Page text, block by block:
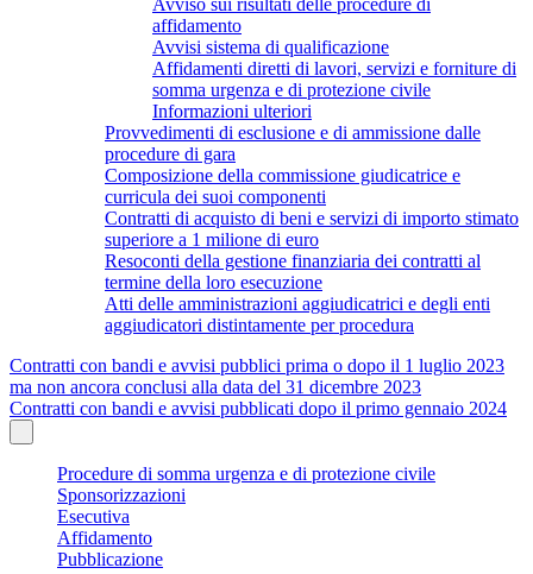
affidamento
Avvisi sistema di qualificazione
Affidamenti diretti di lavori, servizi e forniture di
somma urgenza e di protezione civile
Informazioni ulteriori
Provvedimenti di esclusione e di ammissione dalle
procedure di gara
Composizione della commissione giudicatrice e
curricula dei suoi componenti
Contratti di acquisto di beni e servizi di importo stimato
superiore a 1 milione di euro
Resoconti della gestione finanziaria dei contratti al
termine della loro esecuzione
Atti delle amministrazioni aggiudicatrici e degli enti
aggiudicatori distintamente per procedura
Contratti con bandi e avvisi pubblici prima o dopo il 1 luglio 2023
ma non ancora conclusi alla data del 31 dicembre 2023
Contratti con bandi e avvisi pubblicati dopo il primo gennaio 2024
Procedure di somma urgenza e di protezione civile
Sponsorizzazioni
Esecutiva
Affidamento
Pubblicazione